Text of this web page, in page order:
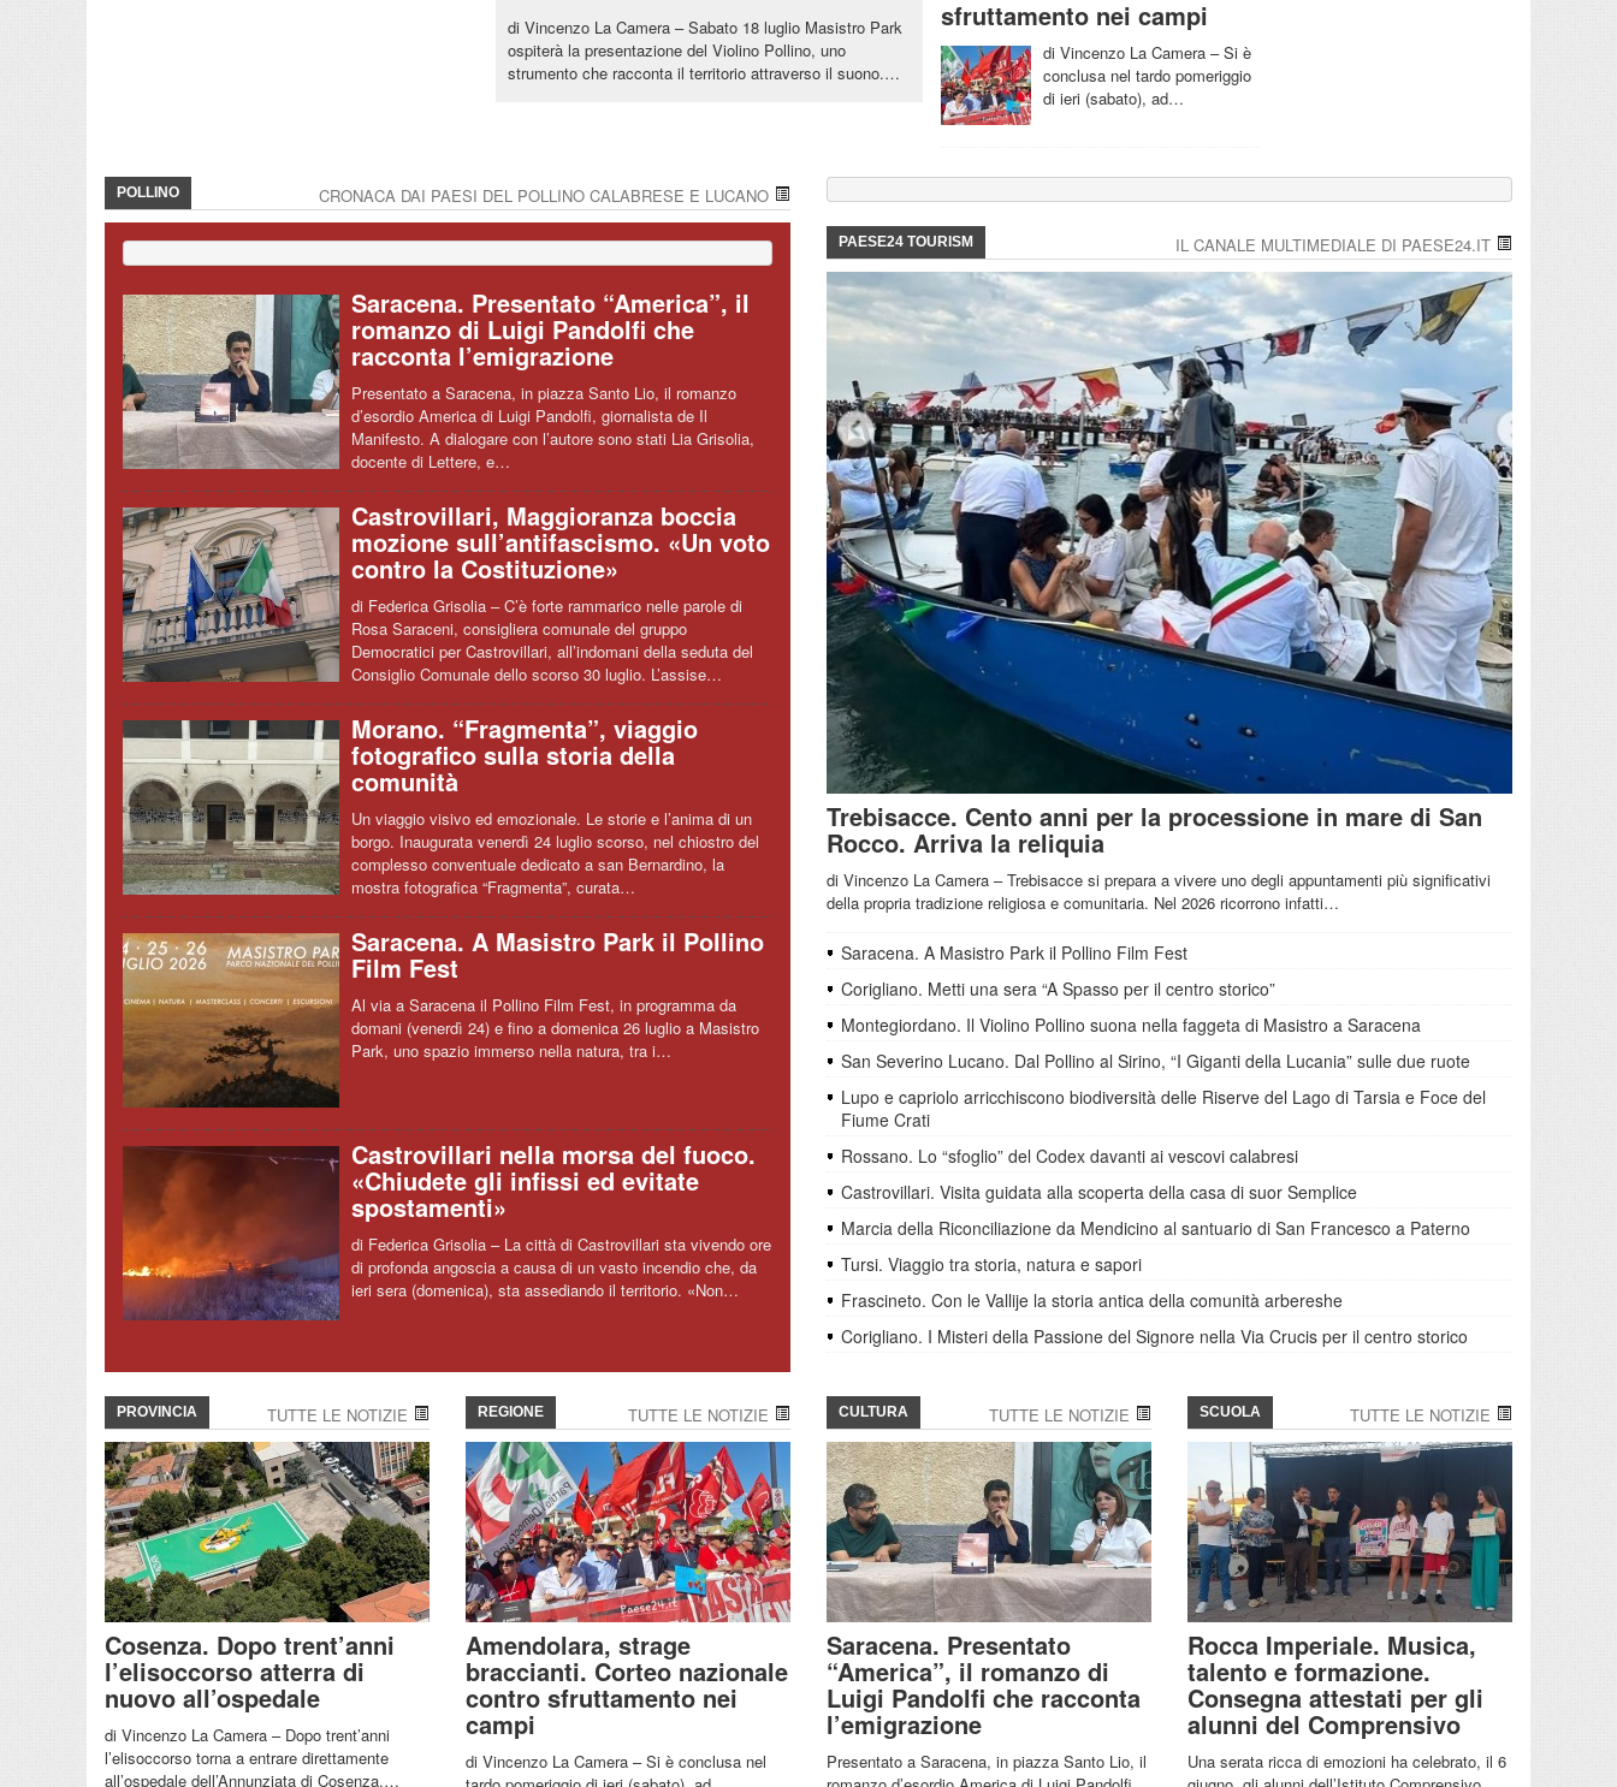
di Vincenzo La Camera – Sabato 18 luglio Masistro Park
ospiterà la presentazione del Violino Pollino, uno
strumento che racconta il territorio attraverso il suono.…
sfruttamento nei campi
di Vincenzo La Camera – Si è
conclusa nel tardo pomeriggio
di ieri (sabato), ad…
POLLINO CRONACA DAI PAESI DEL POLLINO CALABRESE E LUCANO
Saracena. Presentato “America”, il
romanzo di Luigi Pandolfi che
racconta l’emigrazione
Presentato a Saracena, in piazza Santo Lio, il romanzo
d’esordio America di Luigi Pandolfi, giornalista de Il
Manifesto. A dialogare con l’autore sono stati Lia Grisolia,
docente di Lettere, e…
Castrovillari, Maggioranza boccia
mozione sull’antifascismo. «Un voto
contro la Costituzione»
di Federica Grisolia – C’è forte rammarico nelle parole di
Rosa Saraceni, consigliera comunale del gruppo
Democratici per Castrovillari, all’indomani della seduta del
Consiglio Comunale dello scorso 30 luglio. L’assise…
Morano. “Fragmenta”, viaggio
fotografico sulla storia della
comunità
Un viaggio visivo ed emozionale. Le storie e l’anima di un
borgo. Inaugurata venerdì 24 luglio scorso, nel chiostro del
complesso conventuale dedicato a san Bernardino, la
mostra fotografica “Fragmenta”, curata…
Saracena. A Masistro Park il Pollino
Film Fest
Al via a Saracena il Pollino Film Fest, in programma da
domani (venerdì 24) e fino a domenica 26 luglio a Masistro
Park, uno spazio immerso nella natura, tra i…
Castrovillari nella morsa del fuoco.
«Chiudete gli infissi ed evitate
spostamenti»
di Federica Grisolia – La città di Castrovillari sta vivendo ore
di profonda angoscia a causa di un vasto incendio che, da
ieri sera (domenica), sta assediando il territorio. «Non…
PAESE24 TOURISM IL CANALE MULTIMEDIALE DI PAESE24.IT
Trebisacce. Cento anni per la processione in mare di San
Rocco. Arriva la reliquia
di Vincenzo La Camera – Trebisacce si prepara a vivere uno degli appuntamenti più significativi
della propria tradizione religiosa e comunitaria. Nel 2026 ricorrono infatti…
Saracena. A Masistro Park il Pollino Film Fest
Corigliano. Metti una sera “A Spasso per il centro storico”
Montegiordano. Il Violino Pollino suona nella faggeta di Masistro a Saracena
San Severino Lucano. Dal Pollino al Sirino, “I Giganti della Lucania” sulle due ruote
Lupo e capriolo arricchiscono biodiversità delle Riserve del Lago di Tarsia e Foce del
Fiume Crati
Rossano. Lo “sfoglio” del Codex davanti ai vescovi calabresi
Castrovillari. Visita guidata alla scoperta della casa di suor Semplice
Marcia della Riconciliazione da Mendicino al santuario di San Francesco a Paterno
Tursi. Viaggio tra storia, natura e sapori
Frascineto. Con le Vallije la storia antica della comunità arbereshe
Corigliano. I Misteri della Passione del Signore nella Via Crucis per il centro storico
PROVINCIA TUTTE LE NOTIZIE
Cosenza. Dopo trent’anni
l’elisoccorso atterra di
nuovo all’ospedale
di Vincenzo La Camera – Dopo trent’anni
l’elisoccorso torna a entrare direttamente
all’ospedale dell’Annunziata di Cosenza.…
REGIONE TUTTE LE NOTIZIE
Amendolara, strage
braccianti. Corteo nazionale
contro sfruttamento nei
campi
di Vincenzo La Camera – Si è conclusa nel
CULTURA TUTTE LE NOTIZIE
Saracena. Presentato
“America”, il romanzo di
Luigi Pandolfi che racconta
l’emigrazione
Presentato a Saracena, in piazza Santo Lio, il
SCUOLA TUTTE LE NOTIZIE
Rocca Imperiale. Musica,
talento e formazione.
Consegna attestati per gli
alunni del Comprensivo
Una serata ricca di emozioni ha celebrato, il 6